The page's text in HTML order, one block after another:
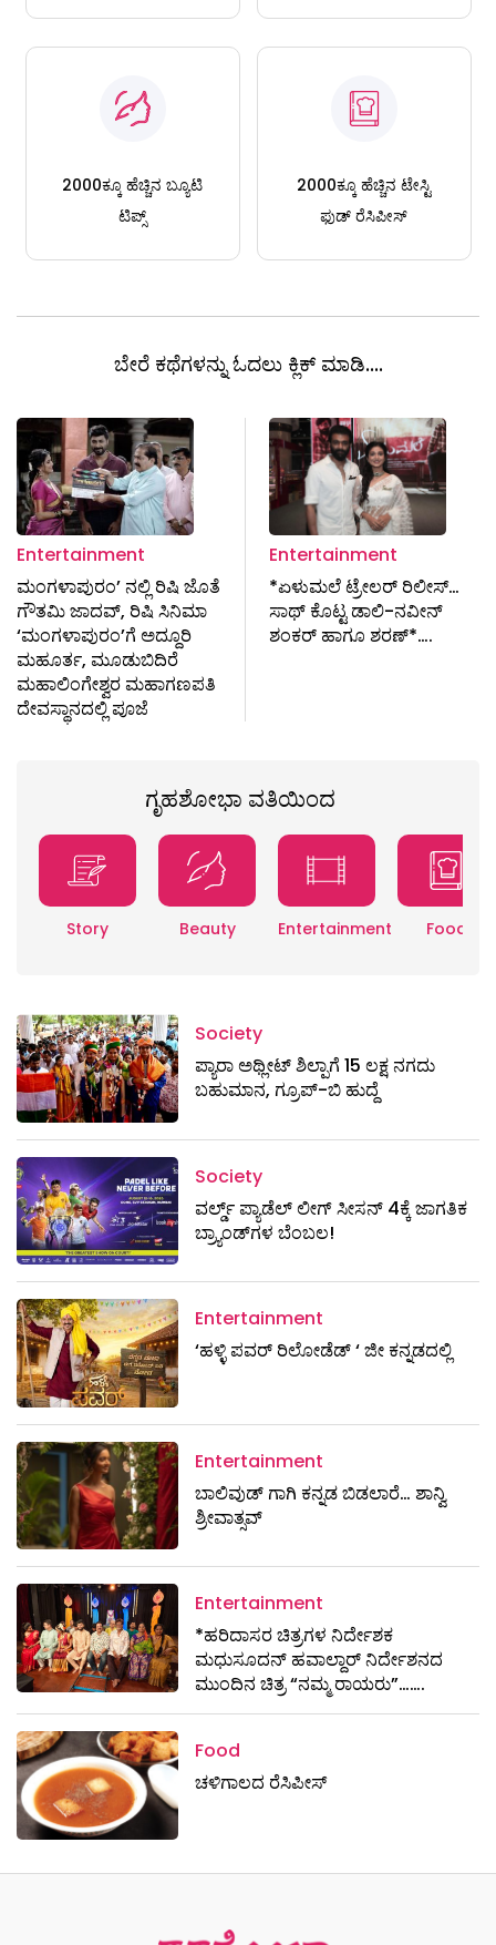
2000ಕ್ಕೂ ಹೆಚ್ಚಿನ ಬ್ಯೂಟಿ
ಟಿಪ್ಸ್
2000ಕ್ಕೂ ಹೆಚ್ಚಿನ ಟೇಸ್ಟಿ
ಫುಡ್ ರೆಸಿಪೀಸ್
ಬೇರೆ ಕಥೆಗಳನ್ನು ಓದಲು ಕ್ಲಿಕ್ ಮಾಡಿ....
Entertainment
ಮಂಗಳಾಪುರಂ’ ನಲ್ಲಿ ರಿಷಿ ಜೊತೆ
ಗೌತಮಿ ಜಾದವ್, ರಿಷಿ ಸಿನಿಮಾ
‘ಮಂಗಳಾಪುರಂ’ಗೆ ಅದ್ದೂರಿ
ಮಹೂರ್ತ, ಮೂಡುಬಿದಿರೆ
ಮಹಾಲಿಂಗೇಶ್ವರ ಮಹಾಗಣಪತಿ
ದೇವಸ್ಥಾನದಲ್ಲಿ ಪೂಜೆ
Entertainment
*ಏಳುಮಲೆ ಟ್ರೇಲರ್ ರಿಲೀಸ್…
ಸಾಥ್ ಕೊಟ್ಟ ಡಾಲಿ-ನವೀನ್
ಶಂಕರ್ ಹಾಗೂ ಶರಣ್*….
ಗೃಹಶೋಭಾ ವತಿಯಿಂದ
Story Beauty Entertainment Food
Society
ಪ್ಯಾರಾ ಅಥ್ಲೀಟ್ ಶಿಲ್ಪಾಗೆ 15 ಲಕ್ಷ ನಗದು
ಬಹುಮಾನ, ಗ್ರೂಪ್-ಬಿ ಹುದ್ದೆ
Society
ವರ್ಲ್ಡ್ ಪ್ಯಾಡೆಲ್ ಲೀಗ್ ಸೀಸನ್ 4ಕ್ಕೆ ಜಾಗತಿಕ
ಬ್ರ್ಯಾಂಡ್‌ಗಳ ಬೆಂಬಲ!
Entertainment
‘ಹಳ್ಳಿ ಪವರ್ ರಿಲೋಡೆಡ್ ‘ ಜೀ ಕನ್ನಡದಲ್ಲಿ
Entertainment
ಬಾಲಿವುಡ್ ಗಾಗಿ ಕನ್ನಡ ಬಿಡಲಾರೆ… ಶಾನ್ವಿ
ಶ್ರೀವಾತ್ಸವ್
Entertainment
*ಹರಿದಾಸರ ಚಿತ್ರಗಳ ನಿರ್ದೇಶಕ
ಮಧುಸೂದನ್ ಹವಾಲ್ದಾರ್ ನಿರ್ದೇಶನದ
ಮುಂದಿನ ಚಿತ್ರ “ನಮ್ಮ ರಾಯರು”…….
Food
ಚಳಿಗಾಲದ ರೆಸಿಪೀಸ್